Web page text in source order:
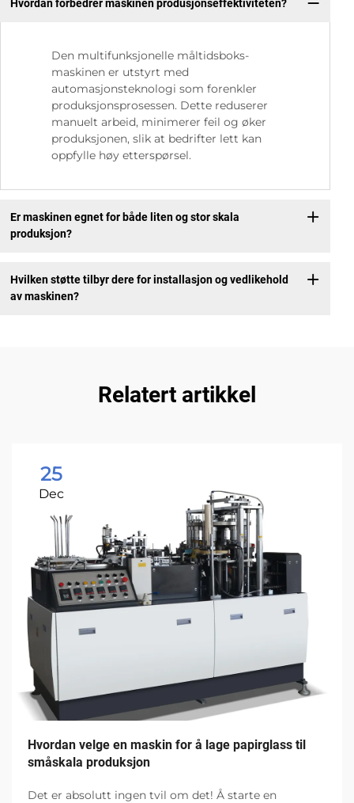
Hvordan forbedrer maskinen produsjonseffektiviteten?
Den multifunksjonelle måltidsboks-
maskinen er utstyrt med
automasjonsteknologi som forenkler
produksjonsprosessen. Dette reduserer
manuelt arbeid, minimerer feil og øker
produksjonen, slik at bedrifter lett kan
oppfylle høy etterspørsel.
Er maskinen egnet for både liten og stor skala
produksjon?
Hvilken støtte tilbyr dere for installasjon og vedlikehold
av maskinen?
Relatert artikkel
25
Dec
Hvordan velge en maskin for å lage papirglass til
småskala produksjon
Det er absolutt ingen tvil om det! Å starte en